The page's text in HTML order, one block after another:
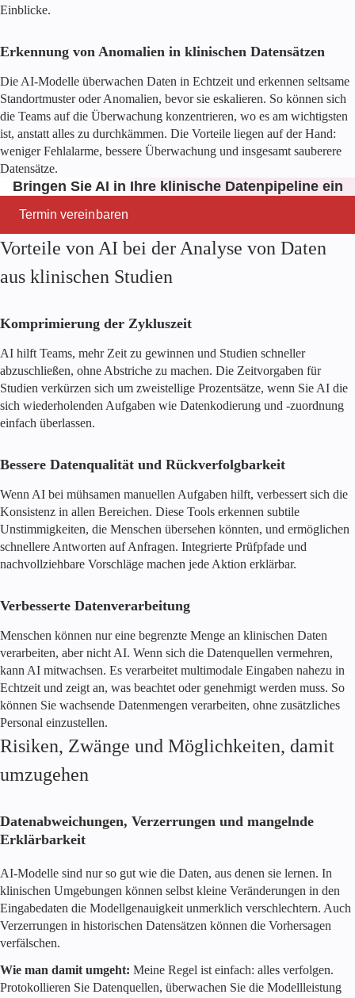
Einblicke.
Erkennung von Anomalien in klinischen Datensätzen
Die AI-Modelle überwachen Daten in Echtzeit und erkennen seltsame
Standortmuster oder Anomalien, bevor sie eskalieren. So können sich
die Teams auf die Überwachung konzentrieren, wo es am wichtigsten
ist, anstatt alles zu durchkämmen. Die Vorteile liegen auf der Hand:
weniger Fehlalarme, bessere Überwachung und insgesamt sauberere
Datensätze.
Bringen Sie AI in Ihre klinische Datenpipeline ein
Termin vereinbaren
Vorteile von AI bei der Analyse von Daten
aus klinischen Studien
Komprimierung der Zykluszeit
AI hilft Teams, mehr Zeit zu gewinnen und Studien schneller
abzuschließen, ohne Abstriche zu machen. Die Zeitvorgaben für
Studien verkürzen sich um zweistellige Prozentsätze, wenn Sie AI die
sich wiederholenden Aufgaben wie Datenkodierung und -zuordnung
einfach überlassen.
Bessere Datenqualität und Rückverfolgbarkeit
Wenn AI bei mühsamen manuellen Aufgaben hilft, verbessert sich die
Konsistenz in allen Bereichen. Diese Tools erkennen subtile
Unstimmigkeiten, die Menschen übersehen könnten, und ermöglichen
schnellere Antworten auf Anfragen. Integrierte Prüfpfade und
nachvollziehbare Vorschläge machen jede Aktion erklärbar.
Verbesserte Datenverarbeitung
Menschen können nur eine begrenzte Menge an klinischen Daten
verarbeiten, aber nicht AI. Wenn sich die Datenquellen vermehren,
kann AI mitwachsen. Es verarbeitet multimodale Eingaben nahezu in
Echtzeit und zeigt an, was beachtet oder genehmigt werden muss. So
können Sie wachsende Datenmengen verarbeiten, ohne zusätzliches
Personal einzustellen.
Risiken, Zwänge und Möglichkeiten, damit
umzugehen
Datenabweichungen, Verzerrungen und mangelnde
Erklärbarkeit
AI-Modelle sind nur so gut wie die Daten, aus denen sie lernen. In
klinischen Umgebungen können selbst kleine Veränderungen in den
Eingabedaten die Modellgenauigkeit unmerklich verschlechtern. Auch
Verzerrungen in historischen Datensätzen können die Vorhersagen
verfälschen.
Wie man damit umgeht: Meine Regel ist einfach: alles verfolgen.
Protokollieren Sie Datenquellen, überwachen Sie die Modellleistung